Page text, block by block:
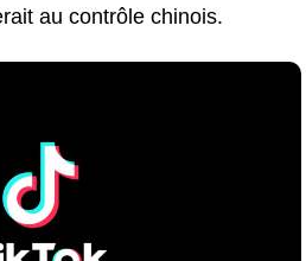
au contrôle chinois.